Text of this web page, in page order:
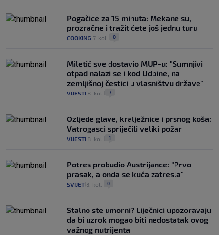
Pogačice za 15 minuta: Mekane su,
prozračne i tražit ćete još jednu turu
COOKING 7. kol. 0
Miletić sve dostavio MUP-u: "Sumnjivi
otpad nalazi se i kod Udbine, na
zemljišnoj čestici u vlasništvu države"
VIJESTI 8. kol. 7
Ozljede glave, kralježnice i prsnog koša:
Vatrogasci spriječili veliki požar
VIJESTI 8. kol. 1
Potres probudio Austrijance: "Prvo
prasak, a onda se kuća zatresla"
SVIJET 8. kol. 0
Stalno ste umorni? Liječnici upozoravaju
da bi uzrok mogao biti nedostatak ovog
važnog nutrijenta